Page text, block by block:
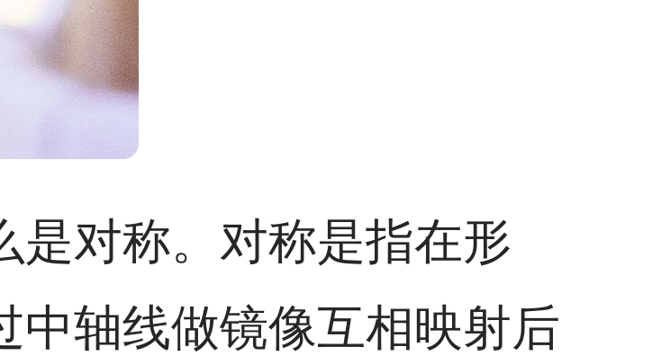
是对称。对称是指在形
中轴线做镜像互相映射后